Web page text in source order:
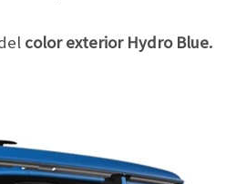
color exterior Hydro Blue.